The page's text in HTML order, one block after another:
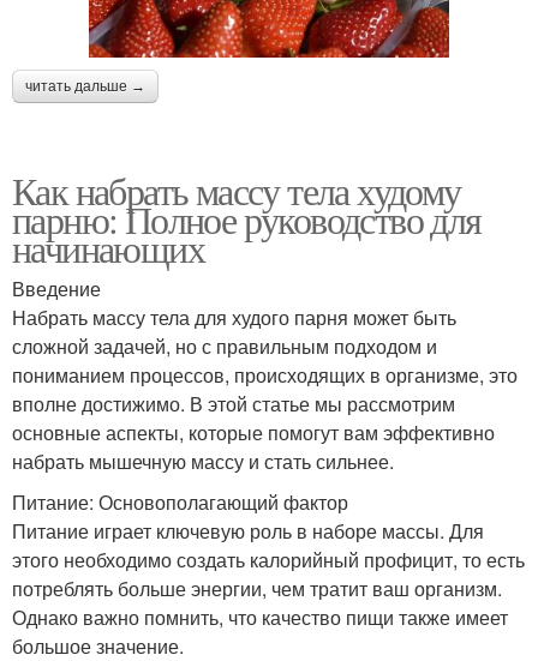
читать дальше →
Как набрать массу тела худому
парню: Полное руководство для
начинающих
Введение
Набрать массу тела для худого парня может быть
сложной задачей, но с правильным подходом и
пониманием процессов, происходящих в организме, это
вполне достижимо. В этой статье мы рассмотрим
основные аспекты, которые помогут вам эффективно
набрать мышечную массу и стать сильнее.
Питание: Основополагающий фактор
Питание играет ключевую роль в наборе массы. Для
этого необходимо создать калорийный профицит, то есть
потреблять больше энергии, чем тратит ваш организм.
Однако важно помнить, что качество пищи также имеет
большое значение.